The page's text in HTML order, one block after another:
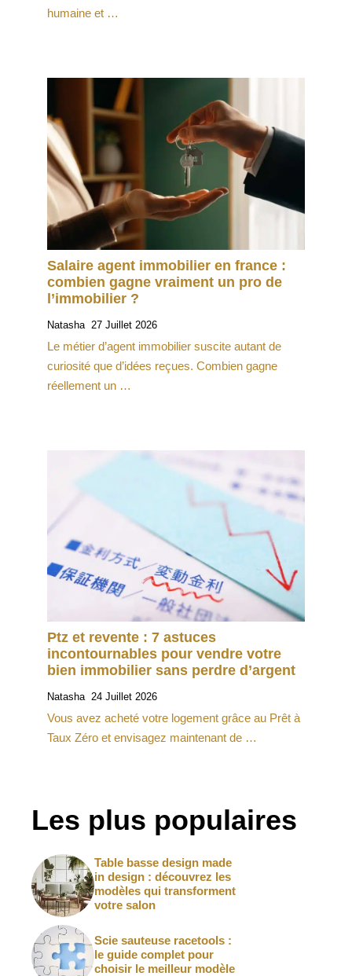
humaine et …
Salaire agent immobilier en france :
combien gagne vraiment un pro de
l’immobilier ?
Natasha 27 Juillet 2026
Le métier d’agent immobilier suscite autant de
curiosité que d’idées reçues. Combien gagne
réellement un …
Ptz et revente : 7 astuces
incontournables pour vendre votre
bien immobilier sans perdre d’argent
Natasha 24 Juillet 2026
Vous avez acheté votre logement grâce au Prêt à
Taux Zéro et envisagez maintenant de …
Les plus populaires
Table basse design made
in design : découvrez les
modèles qui transforment
votre salon
Scie sauteuse racetools :
le guide complet pour
choisir le meilleur modèle